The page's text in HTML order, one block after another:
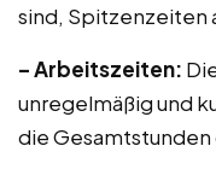
sind, Spitzenzeiten
– Arbeitszeiten:
unregelmäßig und
die